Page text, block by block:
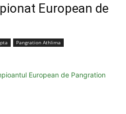
European de
Pangration Athlima